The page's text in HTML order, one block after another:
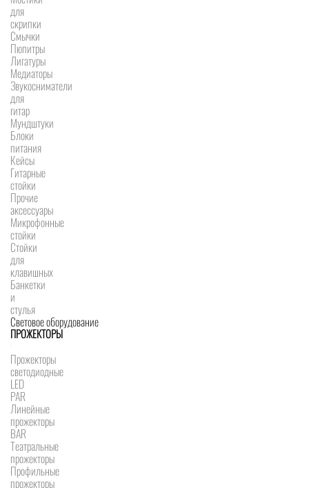
для
скрипки
Смычки
Пюпитры
Лигатуры
Медиаторы
Звукосниматели
для
гитар
Мундштуки
Блоки
питания
Кейсы
Гитарные
стойки
Прочие
аксессуары
Микрофонные
стойки
Стойки
для
клавишных
Банкетки
и
стулья
Световое оборудование
ПРОЖЕКТОРЫ
Прожекторы
светодиодные
LED
PAR
Линейные
прожекторы
BAR
Театральные
прожекторы
Профильные
прожекторы